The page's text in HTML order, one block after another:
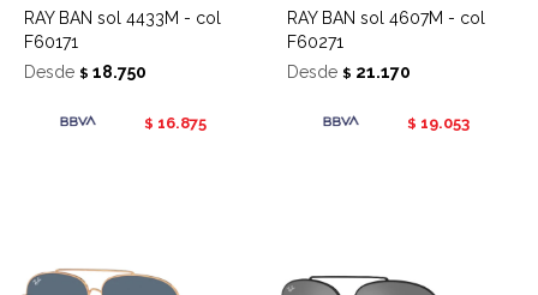
RAY BAN sol 4433M - col
F60171
Desde $ 18.750
$ 16.875
RAY BAN sol 4607M - col
F60271
Desde $ 21.170
$ 19.053